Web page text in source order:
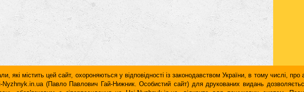
містить цей сайт, охороняються у відповідності із законодавством України, в тому числі, про
Nyzhnyk.in.ua (Павло Павлович Гай-Нижник. Особистий сайт) для друкованих видань
обов'язковим є гiперпосилання на Hai-Nyzhnyk.in.ua, відкрите для пошукових систем.
чи в другому абзаці тексту.